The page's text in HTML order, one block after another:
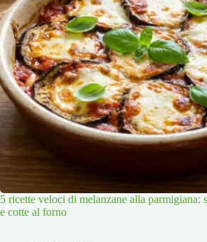
5 ricette veloci di melanzane alla parmigiana:
e cotte al forno